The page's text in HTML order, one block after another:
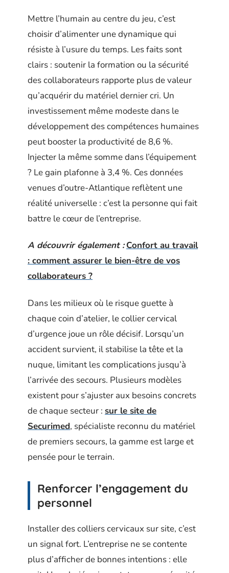
Mettre l’humain au centre du jeu, c’est
choisir d’alimenter une dynamique qui
résiste à l’usure du temps. Les faits sont
clairs : soutenir la formation ou la sécurité
des collaborateurs rapporte plus de valeur
qu’acquérir du matériel dernier cri. Un
investissement même modeste dans le
développement des compétences humaines
peut booster la productivité de 8,6 %.
Injecter la même somme dans l’équipement
? Le gain plafonne à 3,4 %. Ces données
venues d’outre-Atlantique reflètent une
réalité universelle : c’est la personne qui fait
battre le cœur de l’entreprise.
A découvrir également : Confort au travail
: comment assurer le bien-être de vos
collaborateurs ?
Dans les milieux où le risque guette à
chaque coin d’atelier, le collier cervical
d’urgence joue un rôle décisif. Lorsqu’un
accident survient, il stabilise la tête et la
nuque, limitant les complications jusqu’à
l’arrivée des secours. Plusieurs modèles
existent pour s’ajuster aux besoins concrets
de chaque secteur : sur le site de
Securimed, spécialiste reconnu du matériel
de premiers secours, la gamme est large et
pensée pour le terrain.
Renforcer l’engagement du
personnel
Installer des colliers cervicaux sur site, c’est
un signal fort. L’entreprise ne se contente
plus d’afficher de bonnes intentions : elle